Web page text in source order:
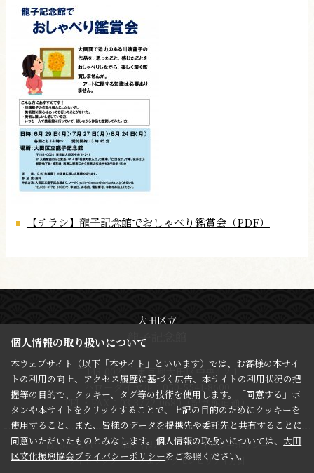
個人情報の取り扱いについて
本ウェブサイト（以下「本サイト」といいます）では、お客様の本サイ
トの利用の向上、アクセス履歴に基づく広告、本サイトの利用状況の把
握等の目的で、クッキー、タグ等の技術を使用します。「同意する」ボ
タンや本サイトをクリックすることで、上記の目的のためにクッキーを
使用すること、また、皆様のデータを提携先や委託先と共有することに
同意いただいたものとみなします。個人情報の取扱いについては、 大田
区文化振興協会プライバシーポリシーをご参照ください。
【チラシ】龍子記念館でおしゃべり鑑賞会（PDF）
〒143-0024 東京都大田区中央4-2-1
ハローダイヤル：050-5541-8600
TEL・FAX：03-3772-0680（記念館直通）
協会について お問い合わせ
プライバシーポリシー
サイトマップ
ウェブアクセシビリティ方針